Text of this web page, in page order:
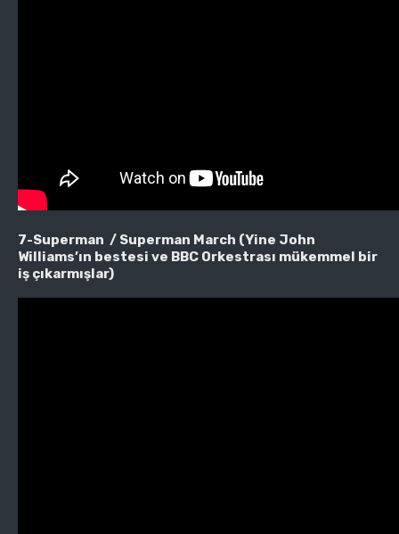
7-Superman / Superman March (Yine John
Williams’ın bestesi ve BBC Orkestrası mükemmel bir
iş çıkarmışlar)